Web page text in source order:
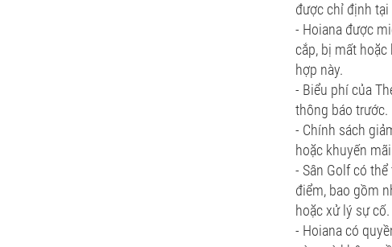
được chỉ định tại
- Hoiana được
cắp, bị mất
hợp này.
- Biểu phí của
thông báo trước.
- Chính sách
hoặc khuyến
- Sân Golf có
điểm, bao gồm
hoặc xử lý sự cố.
- Hoiana có